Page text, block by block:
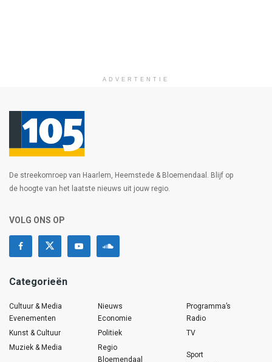
ADVERTENTIE
De streekomroep van Haarlem, Heemstede & Bloemendaal. Blijf op
de hoogte van het laatste nieuws uit jouw regio.
VOLG ONS OP
Categorieën
Cultuur & Media
Evenementen
Kunst & Cultuur
Muziek & Media
Nieuws
Economie
Politiek
Regio
Bloemendaal
Programma’s
Radio
TV
Sport